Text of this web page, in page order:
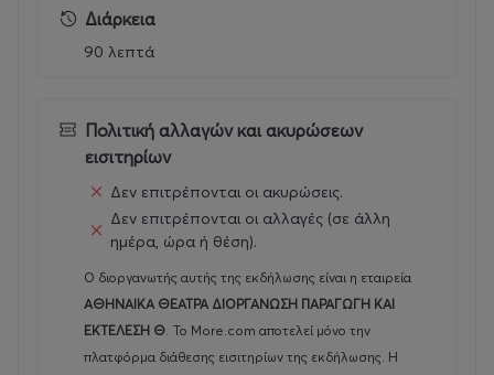
Πέμπτη : 20:00, Παρασκευή : 21:00, Σάββατο : 21:00,
Διάζωμα+ Γ' Διαζωμα: 18 Ευρώ
Φοιτητικό, Ανέργων, Παιδικό (έως 12 ετών), ΑΜΕΑ(χωρίς
αμαξίδιο),Συνοδός ΑΜΕΑ: 16 Ευρώ Β' & Γ' Διάζωμα.
Άτομα σε αναπηρικό αμαξίδιο εισέρχονται δωρεάν,
κατόπιν τηλεφωνικής επικοινωνίας με το ταμείο του
θεάτρου, λόγω περιορισμένων θέσεων.
Εισιτήρια:
Διάρκεια
90 λεπτά
Πολιτική αλλαγών και ακυρώσεων
εισιτηρίων
Δεν επιτρέπονται οι ακυρώσεις.
Δεν επιτρέπονται οι αλλαγές (σε άλλη
ημέρα, ώρα ή θέση).
Ο διοργανωτής αυτής της εκδήλωσης είναι η εταιρεία
ΑΘΗΝΑΙΚΑ ΘΕΑΤΡΑ ΔΙΟΡΓΑΝΩΣΗ ΠΑΡΑΓΩΓΗ ΚΑΙ
ΕΚΤΕΛΕΣΗ Θ. Το More.com αποτελεί μόνο την
πλατφόρμα διάθεσης εισιτηρίων της εκδήλωσης. Η